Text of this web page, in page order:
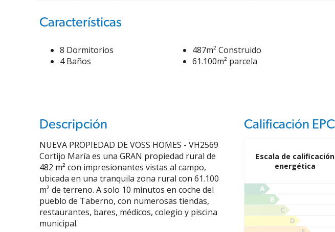
Características
8 Dormitorios
4 Baños
487m² Construido
61.100m² parcela
Calificación EPC
Escala de calificación
energética
A
B
C
D
Descripción
NUEVA PROPIEDAD DE VOSS HOMES - VH2569
Cortijo María es una GRAN propiedad rural de
482 m² con impresionantes vistas al campo,
ubicada en una tranquila zona rural con 61.100
m² de terreno. A solo 10 minutos en coche del
pueblo de Taberno, con numerosas tiendas,
restaurantes, bares, médicos, colegio y piscina
municipal.